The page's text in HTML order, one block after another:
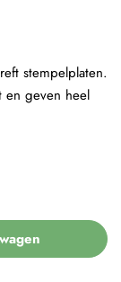
stempelplaten.
en geven heel